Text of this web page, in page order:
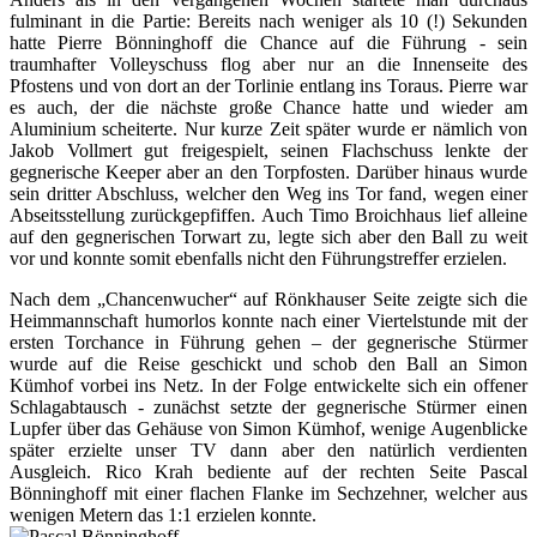
fulminant in die Partie: Bereits nach weniger als 10 (!) Sekunden
hatte Pierre Bönninghoff die Chance auf die Führung - sein
traumhafter Volleyschuss flog aber nur an die Innenseite des
Pfostens und von dort an der Torlinie entlang ins Toraus. Pierre war
es auch, der die nächste große Chance hatte und wieder am
Aluminium scheiterte. Nur kurze Zeit später wurde er nämlich von
Jakob Vollmert gut freigespielt, seinen Flachschuss lenkte der
gegnerische Keeper aber an den Torpfosten. Darüber hinaus wurde
sein dritter Abschluss, welcher den Weg ins Tor fand, wegen einer
Abseitsstellung zurückgepfiffen. Auch Timo Broichhaus lief alleine
auf den gegnerischen Torwart zu, legte sich aber den Ball zu weit
vor und konnte somit ebenfalls nicht den Führungstreffer erzielen.
Nach dem „Chancenwucher“ auf Rönkhauser Seite zeigte sich die
Heimmannschaft humorlos konnte nach einer Viertelstunde mit der
ersten Torchance in Führung gehen – der gegnerische Stürmer
wurde auf die Reise geschickt und schob den Ball an Simon
Kümhof vorbei ins Netz. In der Folge entwickelte sich ein offener
Schlagabtausch - zunächst setzte der gegnerische Stürmer einen
Lupfer über das Gehäuse von Simon Kümhof, wenige Augenblicke
später erzielte unser TV dann aber den natürlich verdienten
Ausgleich. Rico Krah bediente auf der rechten Seite Pascal
Bönninghoff mit einer flachen Flanke im Sechzehner, welcher aus
wenigen Metern das 1:1 erzielen konnte.